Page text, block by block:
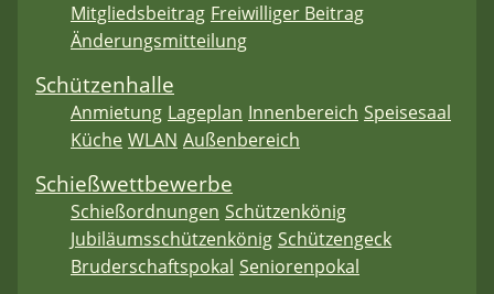
Mitgliedsbeitrag Freiwilliger Beitrag
Änderungsmitteilung
Schützenhalle
Anmietung Lageplan Innenbereich Speisesaal
Küche WLAN Außenbereich
Schießwettbewerbe
Schießordnungen Schützenkönig
Jubiläumsschützenkönig Schützengeck
Bruderschaftspokal Seniorenpokal